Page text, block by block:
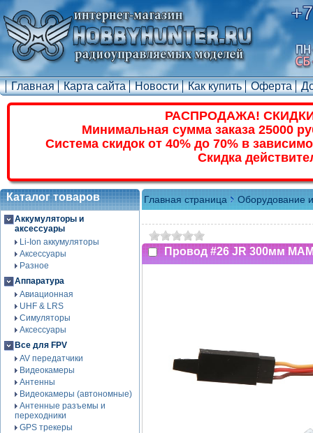
Главная Карта сайта Новости Как купить Оферта
РАСПРОДАЖА!
Минимальная сумма заказа 25000
Система скидок от 40% до 70% в
Скидка
Каталог товаров
Аккумуляторы и
аксессуары
Li-Ion аккумуляторы
Аксессуары
Разное
Аппаратура
Авиационная
UHF & LRS
Симуляторы
Аксессуары
Все для FPV
AV передатчики
Видеокамеры
Антенны
Видеокамеры (автономные)
Антенные разъемы и
переходники
GPS трекеры
Главная страница Оборудование
Провод #26 JR 300мм